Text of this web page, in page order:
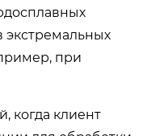
экстремальных
при
когда клиент